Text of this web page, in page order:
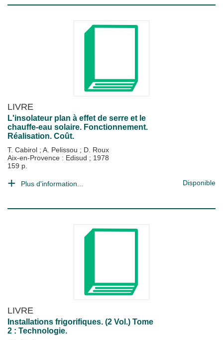
LIVRE
L'insolateur plan à effet de serre et le
chauffe-eau solaire. Fonctionnement.
Réalisation. Coût.
T. Cabirol ; A. Pelissou ; D. Roux
Aix-en-Provence : Edisud ; 1978
159 p.
Plus d'information... Disponible
LIVRE
Installations frigorifiques. (2 Vol.) Tome
2 : Technologie.